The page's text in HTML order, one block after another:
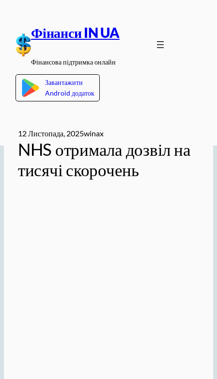
вмісту
Фінанси IN UA
Фінансова підтримка онлайн
Завантажити
Android додаток
12 Листопада, 2025winax
NHS отримала дозвіл на
тисячі скорочень